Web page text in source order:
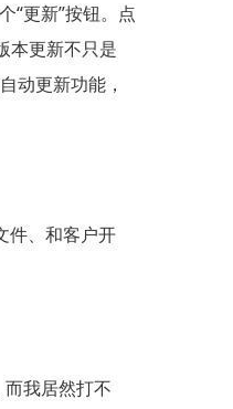
“更新”按钮。点
本更新不只是
动更新功能，
件、和客户开
我居然打不